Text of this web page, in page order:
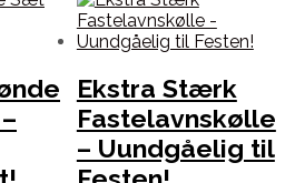
Ekstra Stærk
Fastelavnskølle
– Uundgåelig til